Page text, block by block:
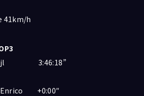
41km/h
3:46:18”
Enrico +0:00″